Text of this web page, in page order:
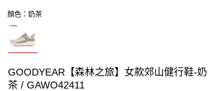
顏色：奶茶
GOODYEAR【森林之旅】女款郊山健行鞋-奶
茶 / GAWO42411